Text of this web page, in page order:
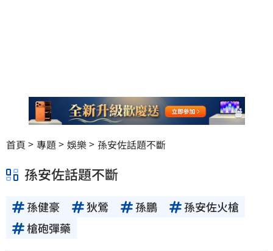
首頁 專題 娛樂 孫安佐話題不斷
孫安佐話題不斷
孫健豪 狄鶯 孫鵬
孫安佐火槍
槍砲彈藥